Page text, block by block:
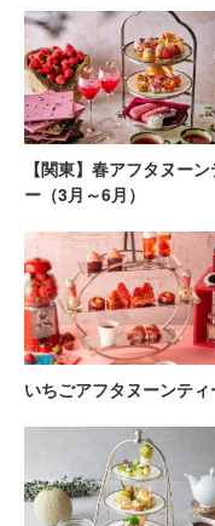
【関東】春アフタヌーン
ー（3月～6月）
いちごアフタヌーンティ